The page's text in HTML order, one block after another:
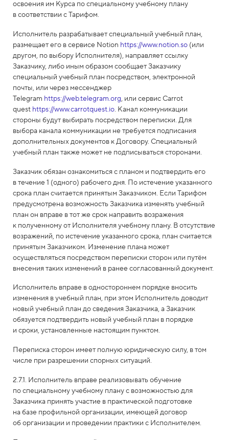
освоения им Курса по специальному учебному плану
в соответствии с Тарифом.
Исполнитель разрабатывает специальный учебный план,
размещает его в сервисе Notion https://www.notion.so (или
другом, по выбору Исполнителя), направляет ссылку
Заказчику, либо иным образом сообщает Заказчику
специальный учебный план посредством, электронной
почты, или через мессенджер
Telegram https://web.telegram.org, или сервис Carrot
quest https://www.carrotquest.io. Канал коммуникации
стороны будут выбирать посредством переписки. Для
выбора канала коммуникации не требуется подписания
дополнительных документов к Договору. Специальный
учебный план также может не подписываться сторонами.
Заказчик обязан ознакомиться с планом и подтвердить его
в течение 1 (одного) рабочего дня. По истечение указанного
срока план считается принятым Заказчиком. Если Тарифом
предусмотрена возможность Заказчика изменять учебный
план он вправе в тот же срок направить возражения
к полученному от Исполнителя учебному плану. В отсутствие
возражений, по истечение указанного срока, план считается
принятым Заказчиком. Изменение плана может
осуществляться посредством переписки сторон или путём
внесения таких изменений в ранее согласованный документ.
Исполнитель вправе в одностороннем порядке вносить
изменения в учебный план, при этом Исполнитель доводит
новый учебный план до сведения Заказчика, а Заказчик
обязуется подтвердить новый учебный план в порядке
и сроки, установленные настоящим пунктом.
Переписка сторон имеет полную юридическую силу, в том
числе при разрешении спорных ситуаций.
2.7.1. Исполнитель вправе реализовывать обучение
по специальному учебному плану с возможностью для
Заказчика принять участие в практической подготовке
на базе профильной организации, имеющей договор
об организации и проведении практики с Исполнителем.